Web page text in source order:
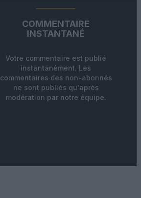
COMMENTAIRE
INSTANTANÉ
Votre commentaire est publié
instantanément. Les
commentaires des non-abonnés
ne sont publiés qu'après
modération par notre équipe.